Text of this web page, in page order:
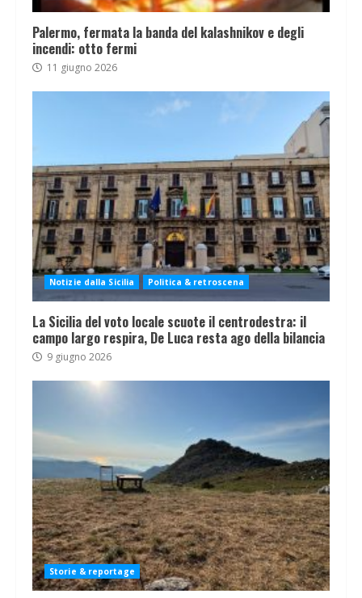
Palermo, fermata la banda del kalashnikov e degli
incendi: otto fermi
11 giugno 2026
Notizie dalla Sicilia Politica & retroscena
La Sicilia del voto locale scuote il centrodestra: il
campo largo respira, De Luca resta ago della bilancia
9 giugno 2026
Storie & reportage